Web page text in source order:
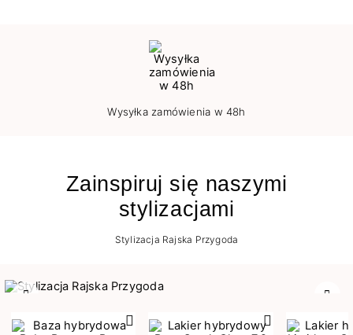
Wysyłka zamówienia w 48h
Zainspiruj się naszymi
stylizacjami
Stylizacja Rajska Przygoda